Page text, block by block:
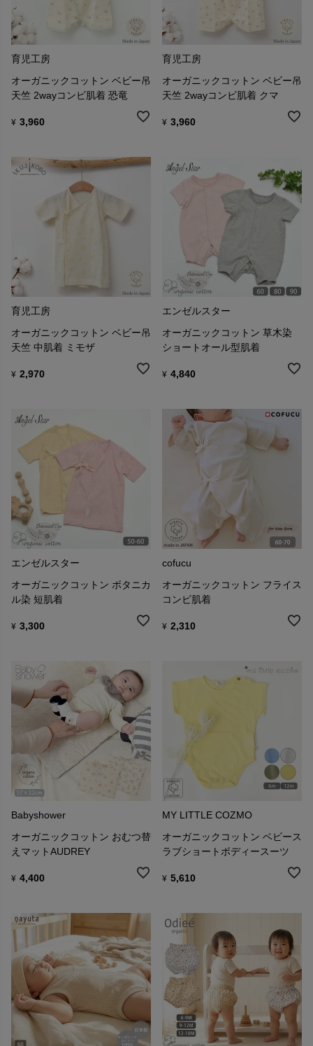
育児工房
オーガニックコットン ベビー吊
天竺 2wayコンビ肌着 恐竜
¥ 3,960
育児工房
オーガニックコットン ベビー吊
天竺 2wayコンビ肌着 クマ
¥ 3,960
育児工房
オーガニックコットン ベビー吊
天竺 中肌着 ミモザ
¥ 2,970
エンゼルスター
オーガニックコットン 草木染
ショートオール型肌着
¥ 4,840
エンゼルスター
オーガニックコットン ボタニカ
ル染 短肌着
¥ 3,300
cofucu
オーガニックコットン フライス
コンビ肌着
¥ 2,310
Babyshower
オーガニックコットン おむつ替
えマットAUDREY
¥ 4,400
MY LITTLE COZMO
オーガニックコットン ベビース
ラブショートボディースーツ
¥ 5,610